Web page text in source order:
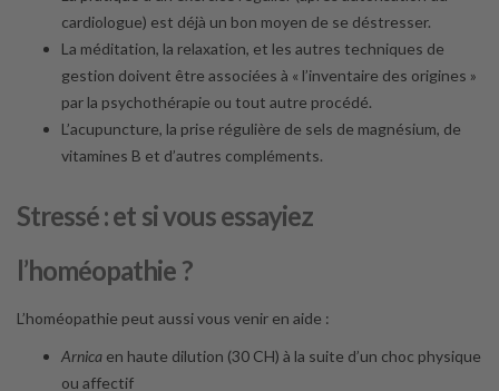
cardiologue) est déjà un bon moyen de se déstresser.
La méditation, la relaxation, et les autres techniques de
gestion doivent être associées à « l’inventaire des origines »
par la psychothérapie ou tout autre procédé.
L’acupuncture, la prise régulière de sels de magnésium, de
vitamines B et d’autres compléments.
Stressé : et si vous essayiez
l’homéopathie ?
L’homéopathie peut aussi vous venir en aide :
Arnica en haute dilution (30 CH) à la suite d’un choc physique
ou affectif